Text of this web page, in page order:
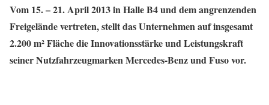
Vom 15. – 21. April 2013 in Halle B4 und dem angrenzenden
Freigelände vertreten, stellt das Unternehmen auf insgesamt
2.200 m² Fläche die Innovationsstärke und Leistungskraft
seiner Nutzfahrzeugmarken Mercedes-Benz und Fuso vor.